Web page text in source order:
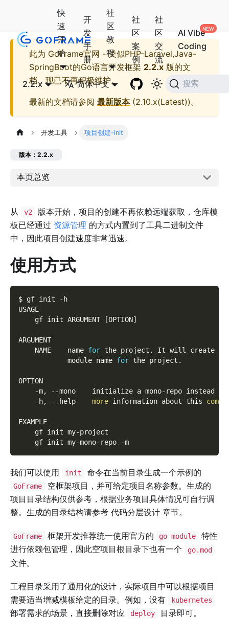
快
速
开
始
开
发
手
册
社
区
教
程
社
区
案
例
社
区
交
流
AI Vibe
Coding
2.2.x 简体中文 搜索
此为 GoFrame官网 - 类似PHP-Laravel,Java-
SpringBoot的Go语言开发框架 2.2.x 版的文
档，现已不再积极维护。
最新的文档请参阅 最新版本(2.10.x(Latest))。
开发工具 项目创建-init
版本：2.2.x
本页总览
从 v2
版本开始，项目的创建不再依赖远端获取，仓库模
板已经通过 资源管理 的方式内置到了工具二进制文件
中，因此项目创建速度非常迅速。
使用方式
$ gf init
-h
USAGE
    gf init ARGUMENT
[OPTION]
ARGUMENT
    NAME    name
for the project. It will create a
            module name
for the project.
OPTION
    -m,
--mono
initialize a mono-repo instead a
    -h,
--help more information about this
EXAMPLE
    gf init my-project
    gf init my-mono-repo
-m
我们可以使用 init 命令在当前目录生成一个示例的
GoFrame
空框架项目，并可给定项目名称参数。生成的
项目目录结构仅供参考，根据业务项目具体情况可自行调
整。生成的目录结构请参考 代码分层设计 章节。
GoFrame 框架开发推荐统一使用官方的 go module
特性
进行依赖包管理，因此空项目根目录下也有一个
go.mod
文件。
工程目录采用了通用化的设计，实际项目中可以根据项目
需要适当增减模板给定的目录。例如，没有
kubernetes
部署需求的场景，直接删除对应 deploy 目录即可。